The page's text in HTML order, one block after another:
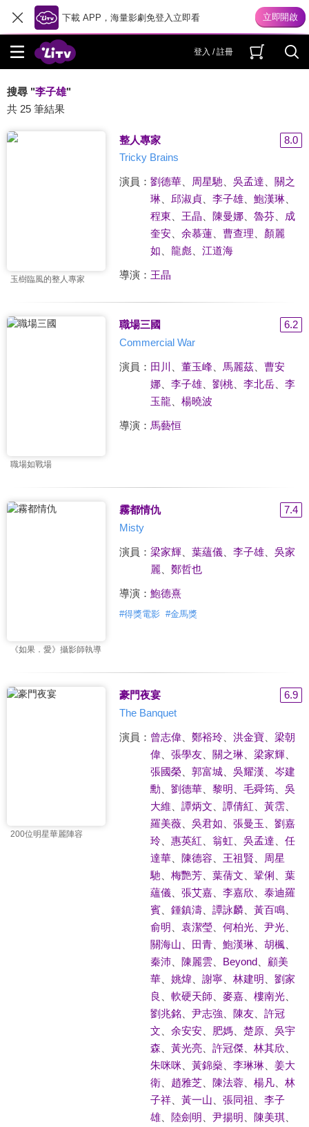
下載 APP，海量影劇免登入立即看
登入 / 註冊
搜尋 "李子雄"
共 25 筆結果
玉樹臨風的整人專家
整人專家
8.0
Tricky Brains
演員： 劉德華、 周星馳 吳孟達
關之
琳、 邱淑貞、 李子雄、 鮑漢琳、
程東
王晶 陳曼娜、 魯芬、 成
奎安、 余慕蓮、 曹查理
顏麗
如
龍彪、 江道海
導演： 王晶
職場如戰場
職場三國
6.2
Commercial War
演員： 田川 董玉峰、 馬麗茲、 曹安
娜、 李子雄、 劉桃、 李北岳、 李
玉龍
楊曉波
導演： 馬藝恒
《如果．愛》攝影師執導
霧都情仇
7.4
Misty
演員： 梁家輝、 葉蘊儀、 李子雄、 吳家
麗
鄭哲也
導演： 鮑德熹
#得獎電影 #金馬獎
200位明星華麗陣容
豪門夜宴
6.9
The Banquet
演員： 曾志偉、 鄭裕玲、 洪金寶、 梁朝
偉、 張學友、 關之琳、 梁家輝、
張國榮、 郭富城、 吳耀漢
岑建
勳
劉德華、 黎明 毛舜筠、 吳
大維、 譚炳文 譚倩紅 黃霑、
羅美薇、 吳君如 張曼玉
劉嘉
玲、 惠英紅 翁虹、 吳孟達
任
達華、 陳德容 王祖賢
周星
馳
梅艷芳、 葉蒨文 鞏俐
葉
蘊儀、 張艾嘉、 李嘉欣
泰迪羅
賓、 鍾鎮濤、 譚詠麟、 黃百鳴、
俞明
袁潔瑩、 何柏光、 尹光、
關海山
田青、 鮑漢琳、 胡楓、
秦沛、 陳麗雲、 Beyond、 顧美
華、 姚煒、 謝寧、 林建明
劉家
良
軟硬天師、 麥嘉、 樓南光、
劉兆銘、 尹志強 陳友、 許冠
文
余安安、 肥媽、 楚原、 吳宇
森
黃光亮、 許冠傑、 林其欣
朱咪咪
黃錦燊、 李琳琳、 姜大
衛、 趙雅芝、 陳法蓉、 楊凡、 林
子祥、 黃一山 張同祖
李子
雄、 陸劍明 尹揚明 陳美琪、